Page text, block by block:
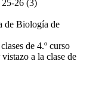
de Biología de
de 4.º curso
a la clase de